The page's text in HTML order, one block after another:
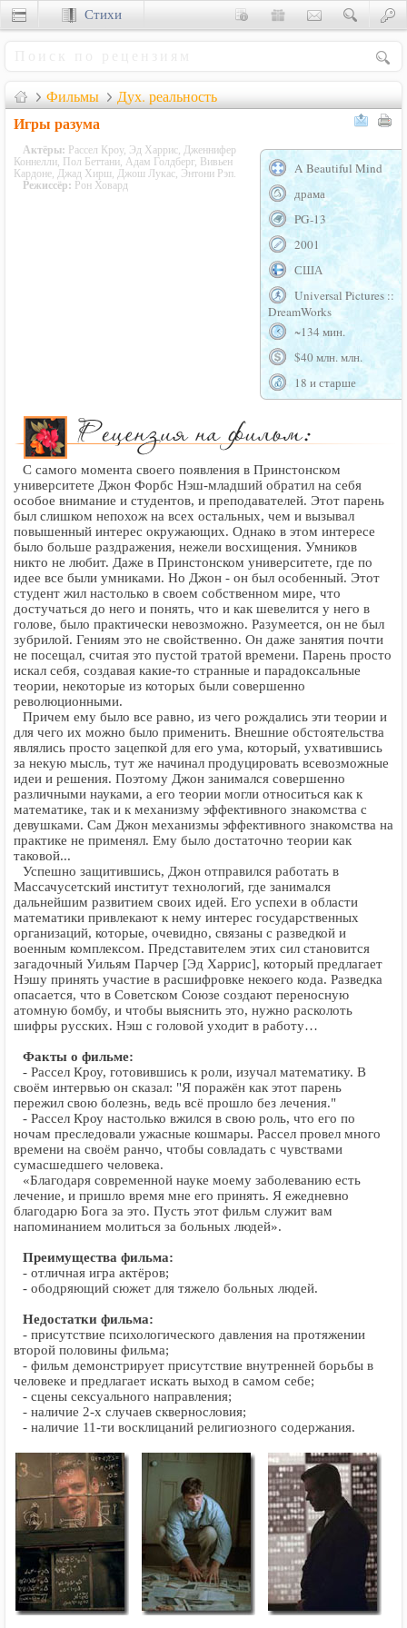
Фильмы Дух. реальность
Игры разума
A Beautiful Mind
драма
PG-13
2001
США
Universal Pictures ::
DreamWorks
~134 мин.
$40 млн. млн.
18 и старше
Актёры: Рассел Кроу, Эд Харрис, Дженнифер
Коннелли, Пол Беттани, Адам Голдберг, Вивьен
Кардоне, Джад Хирш, Джош Лукас, Энтони Рэп.
Режиссёр: Рон Ховард
С самого момента своего появления в Принстонском
университете Джон Форбс Нэш-младший обратил на себя
особое внимание и студентов, и преподавателей. Этот парень
был слишком непохож на всех остальных, чем и вызывал
повышенный интерес окружающих. Однако в этом интересе
было больше раздражения, нежели восхищения. Умников
никто не любит. Даже в Принстонском университете, где по
идее все были умниками. Но Джон - он был особенный. Этот
студент жил настолько в своем собственном мире, что
достучаться до него и понять, что и как шевелится у него в
голове, было практически невозможно. Разумеется, он не был
зубрилой. Гениям это не свойственно. Он даже занятия почти
не посещал, считая это пустой тратой времени. Парень просто
искал себя, создавая какие-то странные и парадоксальные
теории, некоторые из которых были совершенно
революционными.
Причем ему было все равно, из чего рождались эти теории и
для чего их можно было применить. Внешние обстоятельства
являлись просто зацепкой для его ума, который, ухватившись
за некую мысль, тут же начинал продуцировать всевозможные
идеи и решения. Поэтому Джон занимался совершенно
различными науками, а его теории могли относиться как к
математике, так и к механизму эффективного знакомства с
девушками. Сам Джон механизмы эффективного знакомства на
практике не применял. Ему было достаточно теории как
таковой...
Успешно защитившись, Джон отправился работать в
Массачусетский институт технологий, где занимался
дальнейшим развитием своих идей. Его успехи в области
математики привлекают к нему интерес государственных
организаций, которые, очевидно, связаны с разведкой и
военным комплексом. Представителем этих сил становится
загадочный Уильям Парчер [Эд Харрис], который предлагает
Нэшу принять участие в расшифровке некоего кода. Разведка
опасается, что в Советском Союзе создают переносную
атомную бомбу, и чтобы выяснить это, нужно расколоть
шифры русских. Нэш с головой уходит в работу…
Факты о фильме:
- Рассел Кроу, готовившись к роли, изучал математику. В
своём интервью он сказал: "Я поражён как этот парень
пережил свою болезнь, ведь всё прошло без лечения."
- Рассел Кроу настолько вжился в свою роль, что его по
ночам преследовали ужасные кошмары. Рассел провел много
времени на своём ранчо, чтобы совладать с чувствами
сумасшедшего человека.
«Благодаря современной науке моему заболеванию есть
лечение, и пришло время мне его принять. Я ежедневно
благодарю Бога за это. Пусть этот фильм служит вам
напоминанием молиться за больных людей».
Преимущества фильма:
- отличная игра актёров;
- ободряющий сюжет для тяжело больных людей.
Недостатки фильма:
- присутствие психологического давления на протяжении
второй половины фильма;
- фильм демонстрирует присутствие внутренней борьбы в
человеке и предлагает искать выход в самом себе;
- сцены сексуального направления;
- наличие 2-х случаев сквернословия;
- наличие 11-ти восклицаний религиозного содержания.
Стихи